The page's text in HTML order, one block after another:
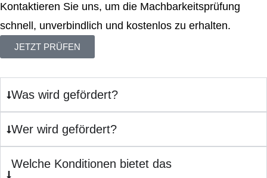
Kontaktieren Sie uns, um die Machbarkeitsprüfung
schnell, unverbindlich und kostenlos zu erhalten.
JETZT PRÜFEN
Was wird gefördert?
Wer wird gefördert?
Welche Konditionen bietet das